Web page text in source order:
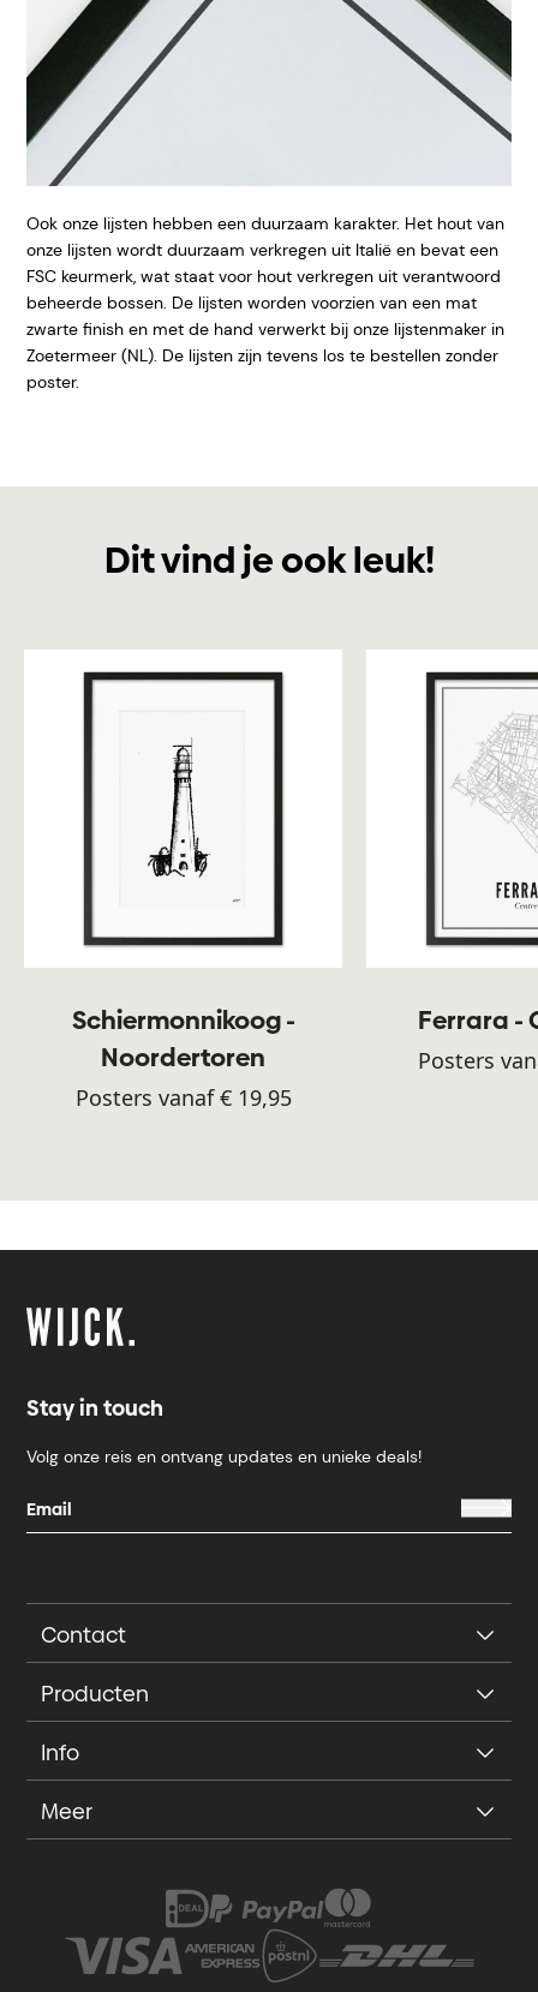
Ook onze lijsten hebben een duurzaam karakter. Het hout van
onze lijsten wordt duurzaam verkregen uit Italië en bevat een
FSC keurmerk, wat staat voor hout verkregen uit verantwoord
beheerde bossen. De lijsten worden voorzien van een mat
zwarte finish en met de hand verwerkt bij onze lijstenmaker in
Zoetermeer (NL). De lijsten zijn tevens los te bestellen zonder
poster.
Dit vind je ook leuk!
Schiermonnikoog -
Noordertoren
Posters vanaf € 19,95
Ferrara -
Posters
Stay in touch
Volg onze reis en ontvang updates en unieke deals!
Contact
Producten
Info
Meer